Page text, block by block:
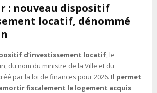
: nouveau dispositif
locatif, dénommé
d’investissement locatif , le
du nom du ministre de la Ville et du
par la loi de finances pour 2026. Il permet
fiscalement le logement acquis